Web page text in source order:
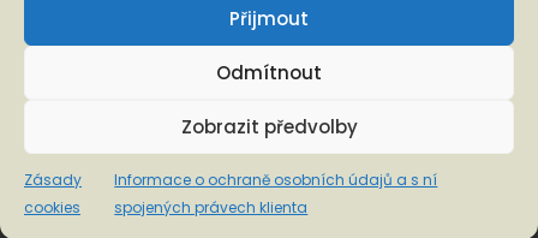
Přijmout
Odmítnout
Zobrazit předvolby
Zásady
cookies
Informace o ochraně osobních údajů a s ní
spojených právech klienta
Informace o ochraně osobních údajů a s ní spojených
právech klienta